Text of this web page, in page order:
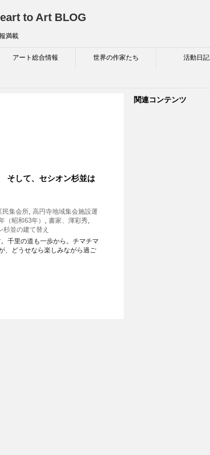
to Art BLOG
満載
アート総合情報 世界の作家たち 活動日記
そして、セシオン杉並は
民集会所, 高円寺地域集会施設運
（昭和63年） , 書家、渾彩秀,
杉並の建て替え
千里の道も一歩から。チマチマ
、どうせなら楽しみながら過ご
関連コンテンツ